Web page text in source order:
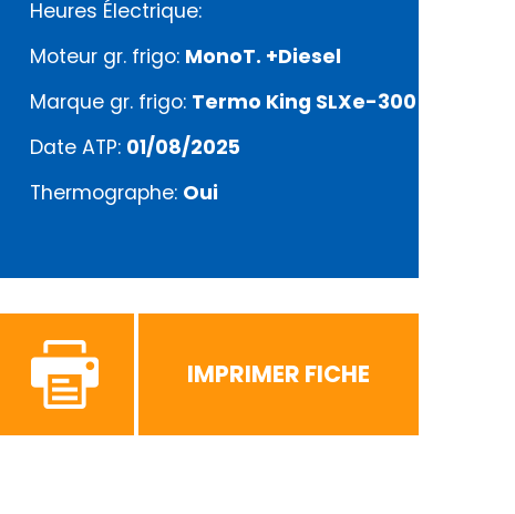
Heures Électrique:
Moteur gr. frigo: MonoT. +Diesel
Marque gr. frigo: Termo King SLXe-300
Date ATP: 01/08/2025
Thermographe: Oui
IMPRIMER FICHE